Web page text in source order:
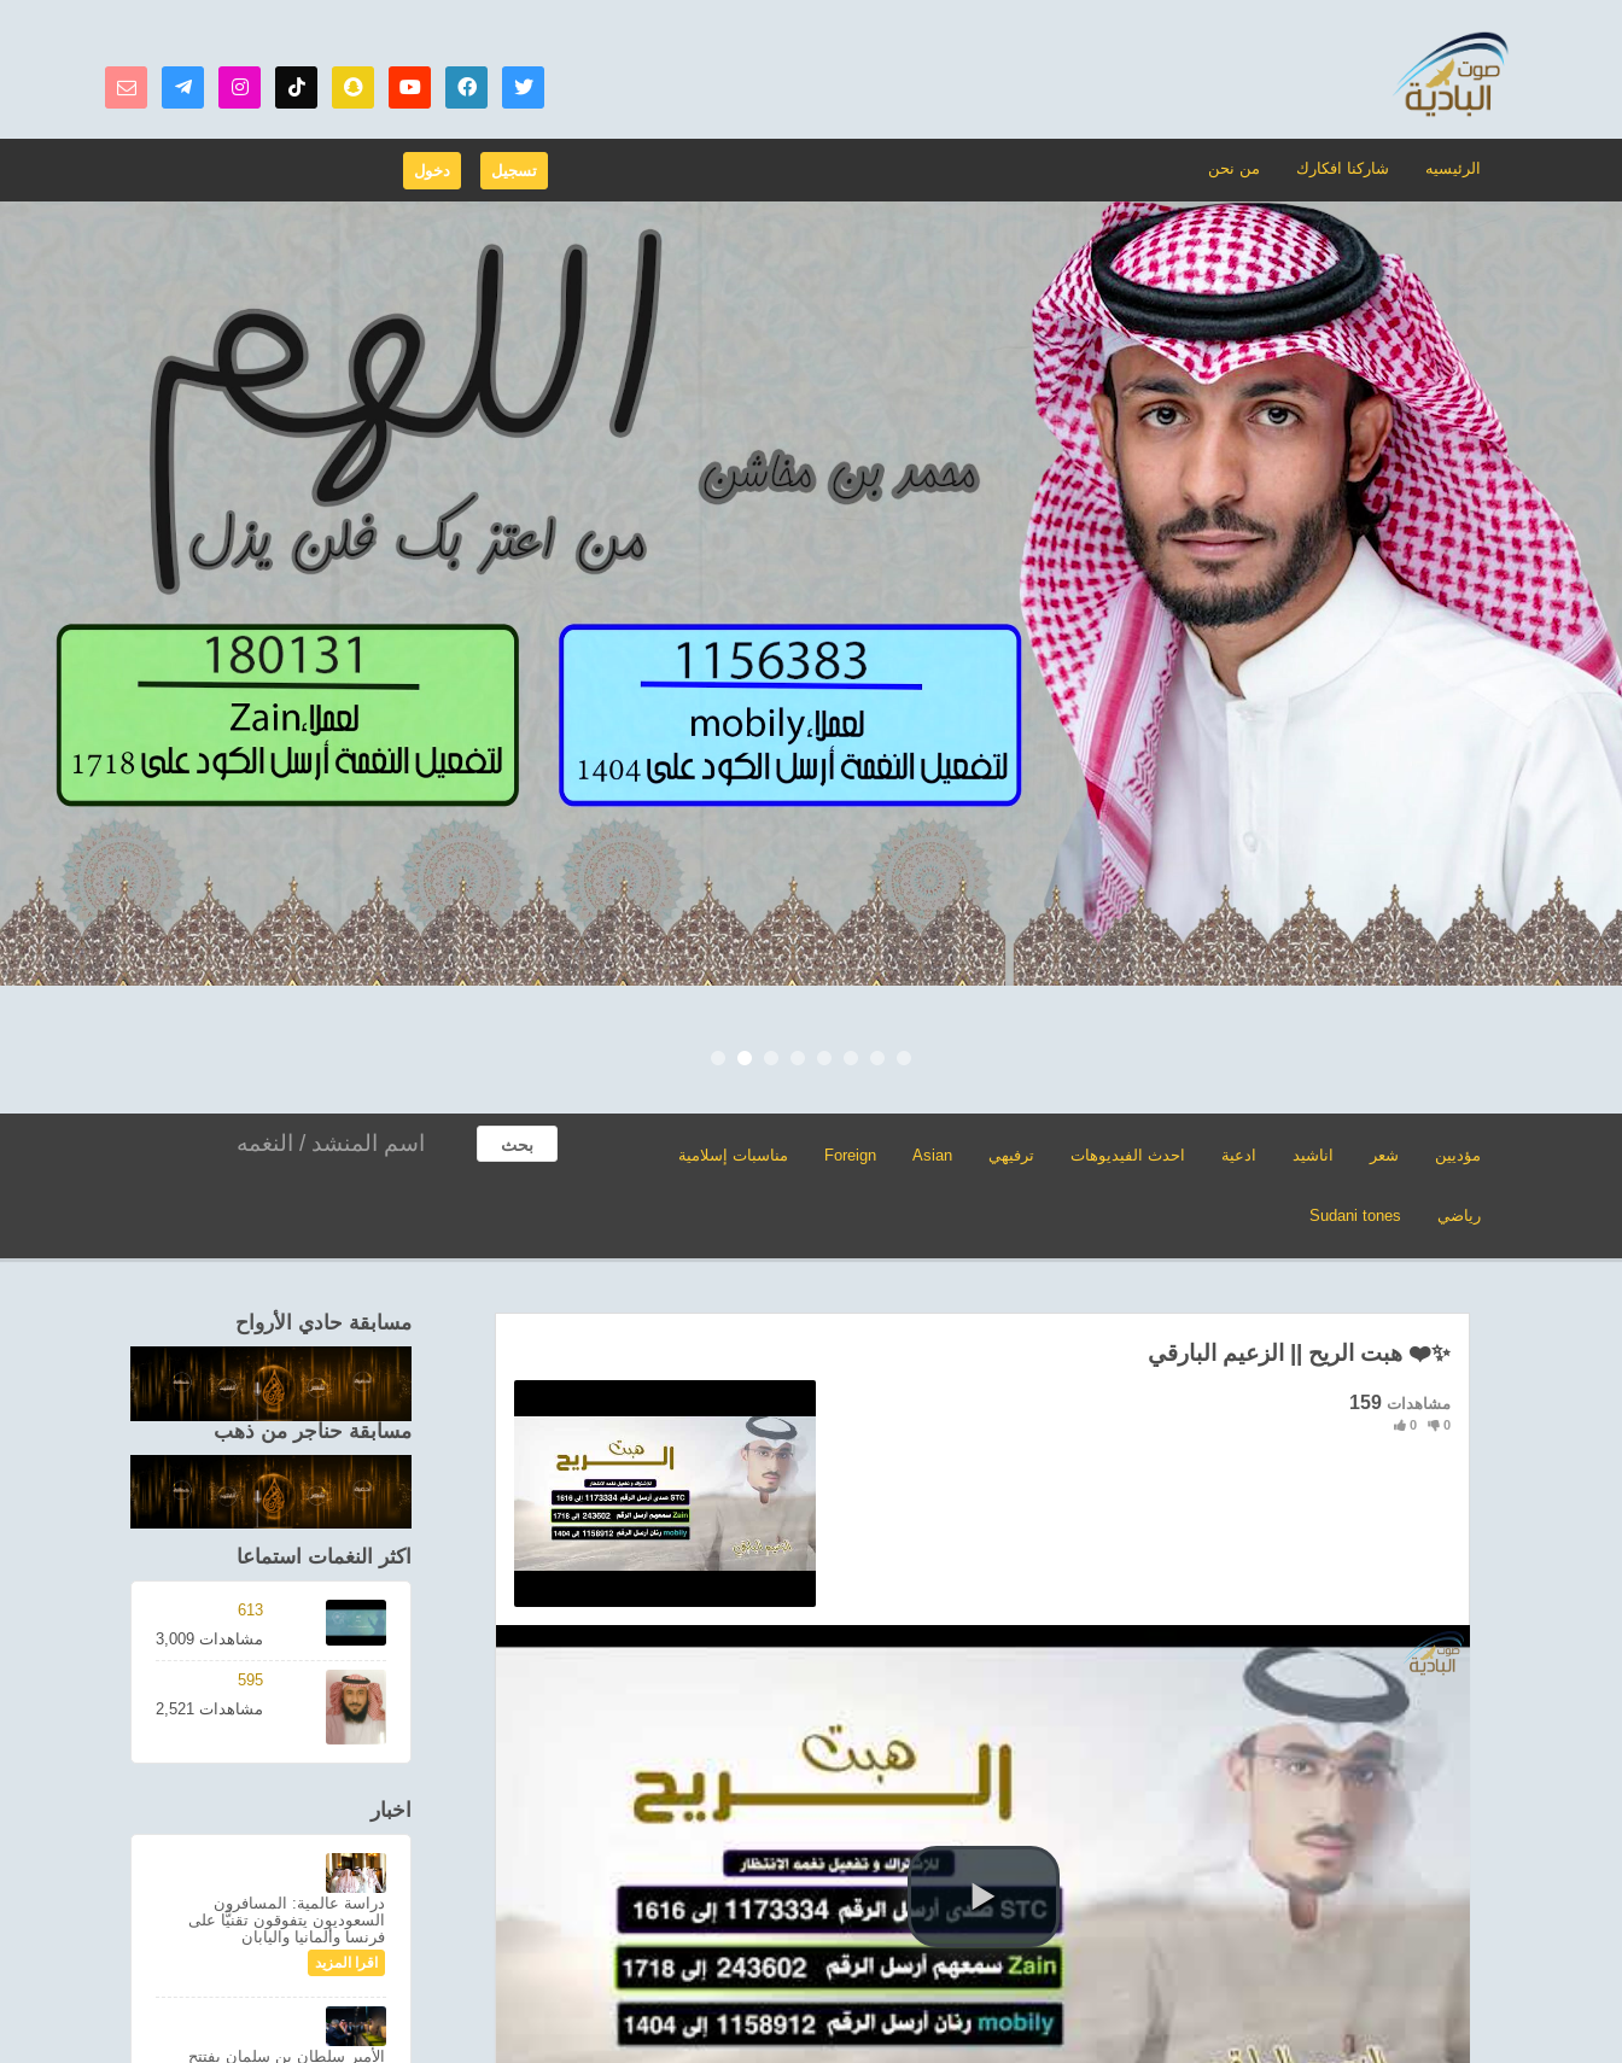
دخول تسجيل من نحن شاركنا افكارك الرئيسيه
بحث
مؤديين شعر اناشيد ادعية احدث الفيديوهات ترفيهي Asian
Foreign مناسبات إسلامية
رياضي Sudani tones
هبت الريح || الزعيم البارقي ❤️✨
159 مشاهدات
0 0
مسابقة حادي الأرواح
مسابقة حناجر من ذهب
اكثر النغمات استماعا
613
3,009 مشاهدات
595
2,521 مشاهدات
اخبار
دراسة عالمية: المسافرون
السعوديون يتفوقون تقنيًّا على
فرنسا وألمانيا واليابان
اقرا المزيد
الأمير سلطان بن سلمان يفتتح